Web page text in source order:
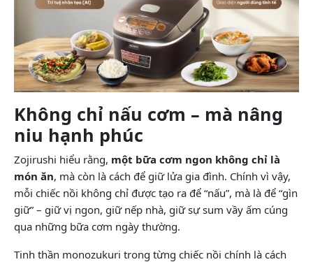
Không chỉ nấu cơm – mà nâng
niu hạnh phúc
Zojirushi hiểu rằng, một bữa cơm ngon không chỉ là
món ăn, mà còn là cách để giữ lửa gia đình. Chính vì vậy,
mỗi chiếc nồi không chỉ được tạo ra để “nấu”, mà là để “gìn
giữ” – giữ vị ngon, giữ nếp nhà, giữ sự sum vầy ấm cúng
qua những bữa cơm ngày thường.
Tinh thần monozukuri trong từng chiếc nồi chính là cách